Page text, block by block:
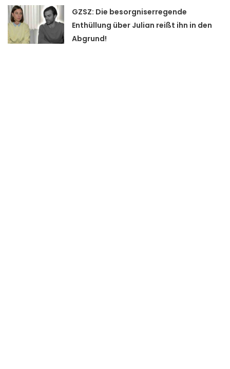
GZSZ: Die besorgniserregende
Enthüllung über Julian reißt ihn in den
Abgrund!